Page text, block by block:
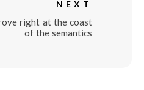
NEXT
right at the coast
of the semantics